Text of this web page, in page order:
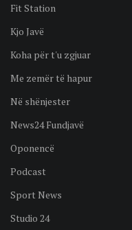
Fit Station
Kjo Javë
Koha për t'u zgjuar
Me zemër të hapur
Në shënjester
News24 Fundjavë
Oponencë
Podcast
Sport News
Studio 24